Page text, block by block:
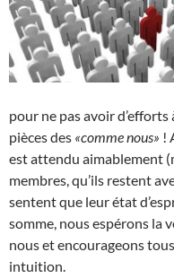
pour ne pas avoir d’efforts
pièces des «comme nous» !
est attendu aimablement
membres, qu’ils restent
sentent que leur état
somme, nous espérons la
nous et encourageons
intuition.